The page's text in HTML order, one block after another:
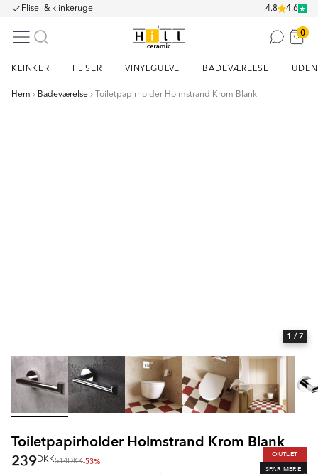
Flise- & klinkeruge 4.8 4.6
0
KLINKER FLISER VINYLGULVE BADEVÆRELSE
Hem Badeværelse Toiletpapirholder Holmstrand Krom Blank
1 / 7
Toiletpapirholder Holmstrand Krom Blank
239DKK514DKK-53%
OUTLET
SPAR MERE